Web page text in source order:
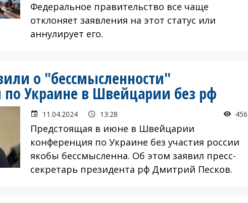
Федеральное правительство все чаще
отклоняет заявления на этот статус или
аннулирует его.
о "бессмысленности"
Украине в Швейцарии без рф
11.04.2024 13:28 456
Предстоящая в июне в Швейцарии
конференция по Украине без участия россии
якобы бессмысленна. Об этом заявил пресс-
секретарь президента рф Дмитрий Песков.